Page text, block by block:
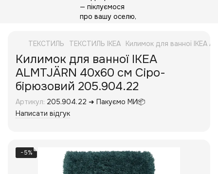
ТЕКСТИЛЬ ТЕКСТИЛЬ IKEA Килимок для ванної IKEA
Килимок для ванної IKEA
ALMTJÄRN 40x60 см Сіро-
бірюзовий 205.904.22
Артикул: 205.904.22 ➜ Пакуємо МИ📦
Написати відгук
−5%